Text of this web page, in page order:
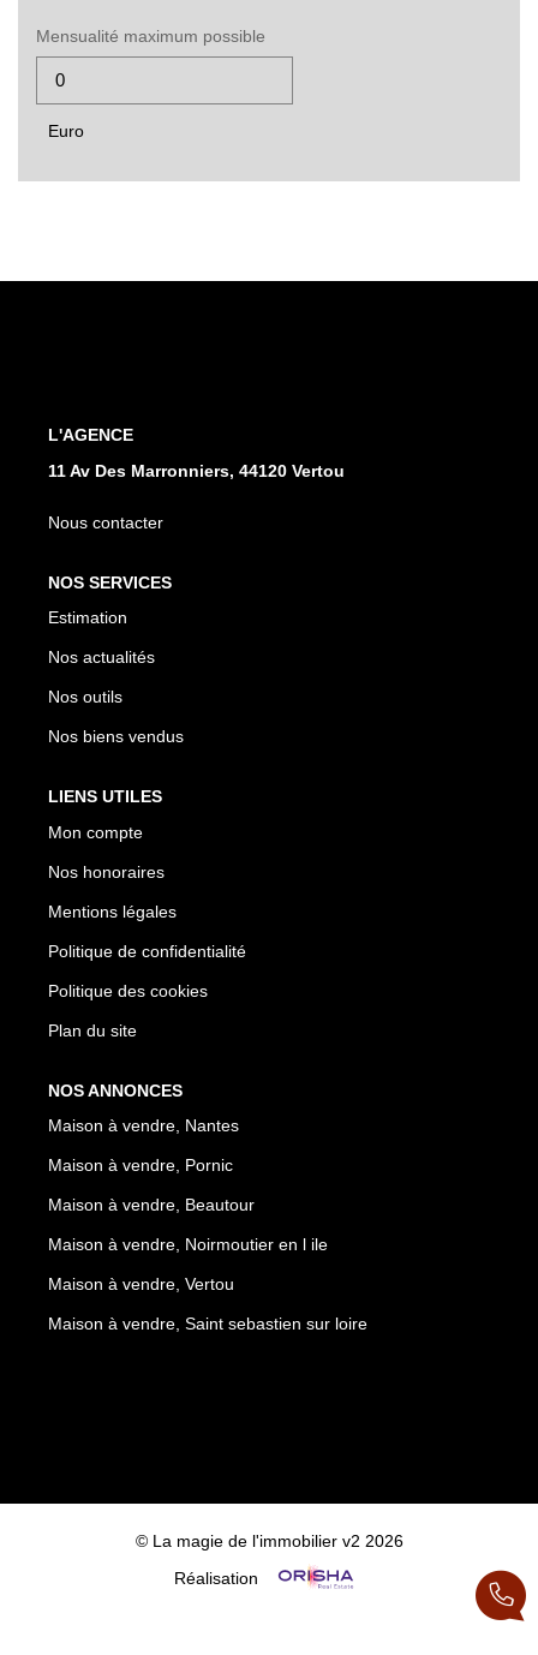
Mensualité maximum possible
Euro
L'AGENCE
11 Av Des Marronniers, 44120 Vertou
Nous contacter
NOS SERVICES
Estimation
Nos actualités
Nos outils
Nos biens vendus
LIENS UTILES
Mon compte
Nos honoraires
Mentions légales
Politique de confidentialité
Politique des cookies
Plan du site
NOS ANNONCES
Maison à vendre, Nantes
Maison à vendre, Pornic
Maison à vendre, Beautour
Maison à vendre, Noirmoutier en l ile
Maison à vendre, Vertou
Maison à vendre, Saint sebastien sur loire
© La magie de l'immobilier v2 2026
Réalisation